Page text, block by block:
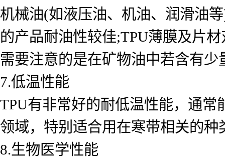
机械油(如液压油、机油、润滑油
的产品耐油性较佳;TPU薄膜及片
需要注意的是在矿物油中若含有
7.低温性能
TPU有非常好的耐低温性能，通
领域，特别适合用在寒带相关的种
8.生物医学性能